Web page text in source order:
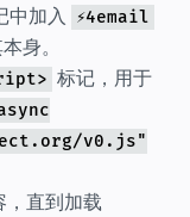
中加入 ⚡4email
身。
标记，用于
v0.js"
，直到加载